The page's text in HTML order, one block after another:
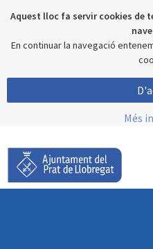
Aquest lloc fa servir cookies de
En continuar la navegació
Més